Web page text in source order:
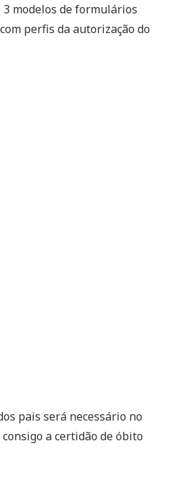
3 modelos de formulários
perfis da autorização do
pais será necessário no
a certidão de óbito